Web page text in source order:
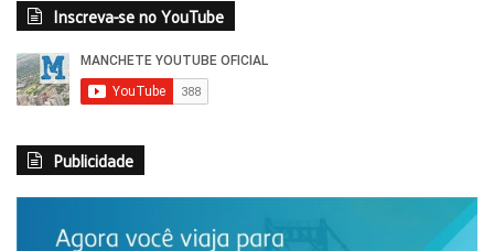
Inscreva-se no YouTube
Publicidade